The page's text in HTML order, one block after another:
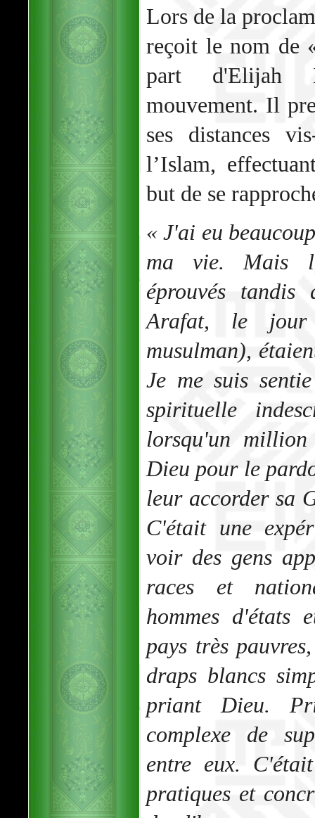
Lors de la
reçoit le nom de
part d'Elijah
mouvement. Il
ses distances
l’Islam,
but de se
« J'ai eu
ma vie. Mais
éprouvés
Arafat, le jour
musulman),
Je me suis
spirituelle
lorsqu'un
Dieu pour le
leur accorder sa
C'était une
voir des gens
races et
hommes d'états
pays très
draps blancs
priant Dieu.
complexe de
entre eux.
pratiques et